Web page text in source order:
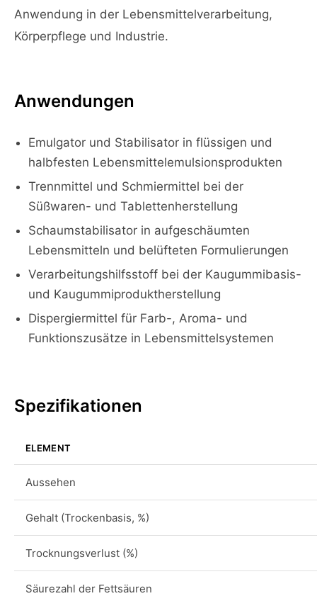
Anwendung in der Lebensmittelverarbeitung,
Körperpflege und Industrie.
Anwendungen
Emulgator und Stabilisator in flüssigen und
halbfesten Lebensmittelemulsionsprodukten
Trennmittel und Schmiermittel bei der
Süßwaren- und Tablettenherstellung
Schaumstabilisator in aufgeschäumten
Lebensmitteln und belüfteten Formulierungen
Verarbeitungshilfsstoff bei der Kaugummibasis-
und Kaugummiproduktherstellung
Dispergiermittel für Farb-, Aroma- und
Funktionszusätze in Lebensmittelsystemen
Spezifikationen
ELEMENT
Aussehen
Gehalt (Trockenbasis, %)
Trocknungsverlust (%)
Säurezahl der Fettsäuren